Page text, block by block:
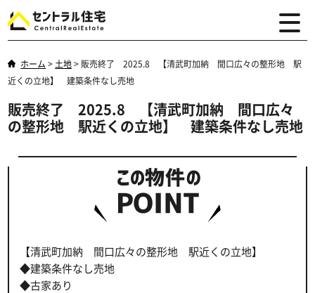
ホーム > 土地> 販売終了 2025.8 【清武町加納 間口広々の整形地 駅
近くの立地】 建築条件なし売地
販売終了 2025.8 【清武町加納 間口広々
の整形地 駅近くの立地】 建築条件なし売地
【清武町加納 間口広々の整形地 駅近くの立地】
◆建築条件なし売地
◆古家あり